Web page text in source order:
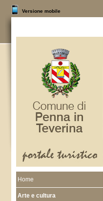
Versione mobile
Home
Arte e cultura